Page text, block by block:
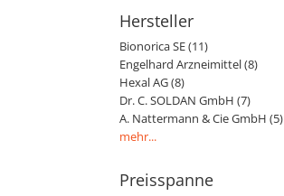
Hersteller
Bionorica SE (11)
Engelhard Arzneimittel (8)
Hexal AG (8)
Dr. C. SOLDAN GmbH (7)
A. Nattermann & Cie GmbH (5)
mehr...
Preisspanne